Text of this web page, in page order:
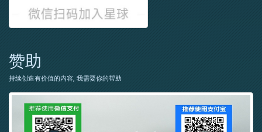
赞助
持续创造有价值的内容, 我需要你的帮助